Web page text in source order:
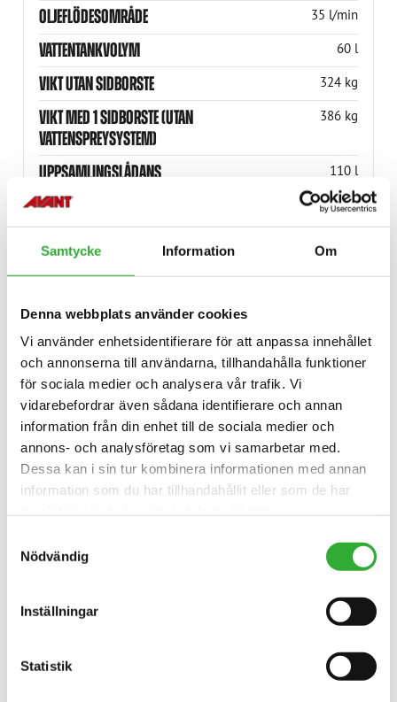
Samtycke Information Om
Denna webbplats använder cookies
Vi använder enhetsidentifierare för att anpassa innehållet
och annonserna till användarna, tillhandahålla funktioner
för sociala medier och analysera vår trafik. Vi
vidarebefordrar även sådana identifierare och annan
information från din enhet till de sociala medier och
annons- och analysföretag som vi samarbetar med.
Dessa kan i sin tur kombinera informationen med annan
information som du har tillhandahållit eller som de har
Nödvändig
Inställningar
Statistik
OLJEFLÖDESOMRÅDE 35 l/min
VATTENTANKVOLYM 60 l
VIKT UTAN SIDBORSTE 324 kg
VIKT MED 1 SIDBORSTE (UTAN
VATTENSPREYSYSTEM)
386 kg
UPPSAMLINGSLÅDANS
VOLYM
110 l
ARBETSBREDD 1500 mm
ARBETSBREDD 1500 mm
PRODUKTNUMMER
TILLGÄNGLIGA TILLVAL
A37431
SIDOBORSTE